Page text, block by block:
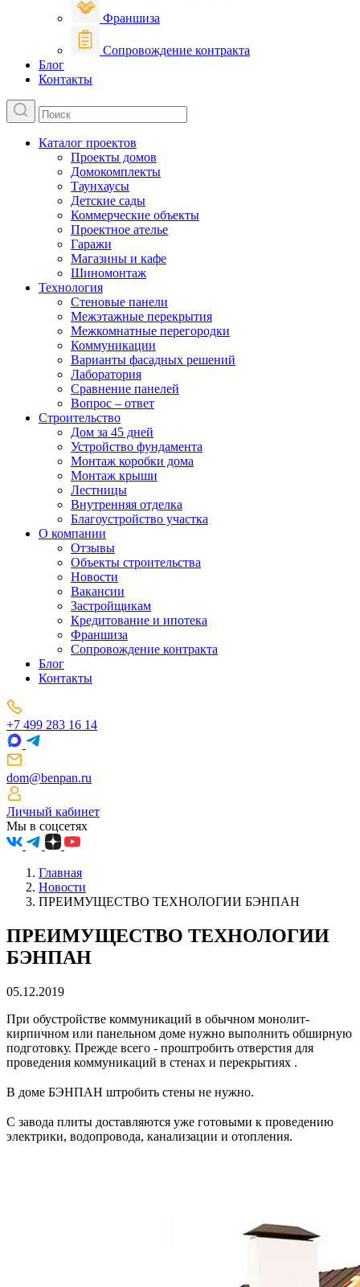
Франшиза
Сопровождение контракта
Блог
Контакты
Каталог проектов
Проекты домов
Домокомплекты
Таунхаусы
Детские сады
Коммерческие объекты
Проектное ателье
Гаражи
Магазины и кафе
Шиномонтаж
Технология
Стеновые панели
Межэтажные перекрытия
Межкомнатные перегородки
Коммуникации
Варианты фасадных решений
Лаборатория
Сравнение панелей
Вопрос – ответ
Строительство
Дом за 45 дней
Устройство фундамента
Монтаж коробки дома
Монтаж крыши
Лестницы
Внутренняя отделка
Благоустройство участка
О компании
Отзывы
Объекты строительства
Новости
Вакансии
Застройщикам
Кредитование и ипотека
Франшиза
Сопровождение контракта
Блог
Контакты
+7 499 283 16 14
dom@benpan.ru
Личный кабинет
Мы в соцсетях
Главная
Новости
ПРЕИМУЩЕСТВО ТЕХНОЛОГИИ БЭНПАН
ПРЕИМУЩЕСТВО ТЕХНОЛОГИИ
БЭНПАН
05.12.2019
При обустройстве коммуникаций в обычном монолит-
кирпичном или панельном доме нужно выполнить обширную
подготовку. Прежде всего - проштробить отверстия для
проведения коммуникаций в стенах и перекрытиях .
В доме БЭНПАН штробить стены не нужно.
С завода плиты доставляются уже готовыми к проведению
электрики, водопровода, канализации и отопления.